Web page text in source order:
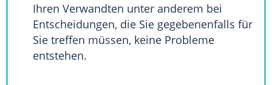
Ihren Verwandten unter anderem bei
Entscheidungen, die Sie gegebenenfalls für
Sie treffen müssen, keine Probleme
entstehen.